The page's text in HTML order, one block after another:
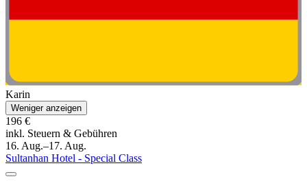
Karin
Weniger anzeigen
196 €
inkl. Steuern & Gebühren
16. Aug.–17. Aug.
Sultanhan Hotel - Special Class